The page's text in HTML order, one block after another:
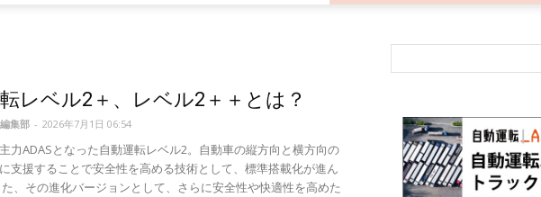
動
レベル2＋、レベル2＋＋とは？
集部 - 2026年7月1日 06:54
力ADASとなった自動運転レベル2。自動車の縦方向と横方向の
支援することで安全性を高める技術として、標準搭載化が進ん
、その進化バージョンとして、さらに安全性や快適性を高めた